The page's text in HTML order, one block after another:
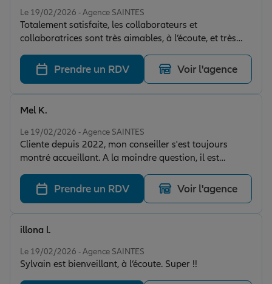
Le 19/02/2026 - Agence SAINTES
Totalement satisfaite, les collaborateurs et
collaboratrices sont très aimables, à l’écoute, et très
souriants. Je traite principalement mes contrats avec
Sylvain. Je recommande très fortement cette agence.
Prendre un RDV Voir l'agence
Le 19/02/2026 - Agence SAINTES
Cliente depuis 2022, mon conseiller s'est toujours
montré accueillant. A la moindre question, il est
disponible et je sens bien qu'il est soucieux de ma
satisfaction. Les tarifs pratiqués sont vraiment corrects.
Mon message peut sembler trop gentil, pourtant
sincère car j'ai connu bien d'autres enseignes qui sont
sympas mais juste au départ, histoire de vous faire
Allianz ! 👍
Mel K.
Prendre un RDV Voir l'agence
Le 19/02/2026 - Agence SAINTES
Sylvain est bienveillant, à l’écoute. Super !!
illona l.